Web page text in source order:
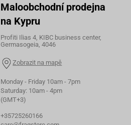
Maloobchodní prodejna
na Kypru
Profiti Ilias 4, KIBC business center,
Germasogeia, 4046
Zobrazit na mapě
Monday - Friday 10am - 7pm
Saturday: 10am - 4pm
(GMT+3)
+35725260166